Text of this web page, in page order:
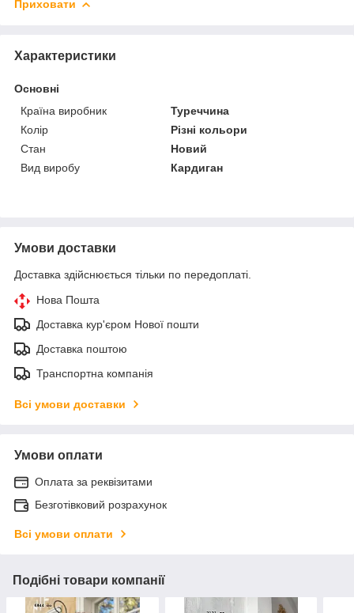
Приховати
Характеристики
Основні
Країна виробник
Туреччина
Колір
Різні кольори
Стан
Новий
Вид виробу
Кардиган
Умови доставки
Доставка здійснюється тільки по передоплаті.
Нова Пошта
Доставка кур'єром Нової пошти
Доставка поштою
Транспортна компанія
Всі умови доставки
Умови оплати
Оплата за реквізитами
Безготівковий розрахунок
Всі умови оплати
Подібні товари компанії